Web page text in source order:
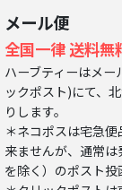
メール便
全国一律 送料無
ハーブティーはメ
ックポスト)にて、
りします。
＊ネコポスは宅急
来ませんが、通常
を除く）のポスト投